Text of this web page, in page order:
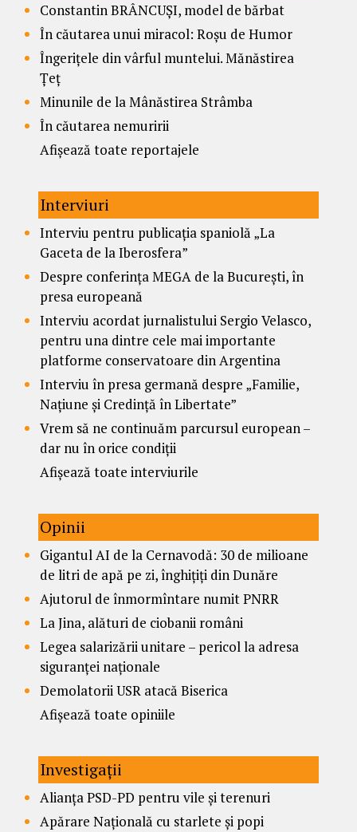
Constantin BRÂNCUȘI, model de bărbat
În căutarea unui miracol: Roșu de Humor
Îngerițele din vârful muntelui. Mănăstirea
Țeț
Minunile de la Mânăstirea Strâmba
În căutarea nemuririi
Afișează toate reportajele
Interviuri
Interviu pentru publicația spaniolă „La
Gaceta de la Iberosfera”
Despre conferința MEGA de la București, în
presa europeană
Interviu acordat jurnalistului Sergio Velasco,
pentru una dintre cele mai importante
platforme conservatoare din Argentina
Interviu în presa germană despre „Familie,
Națiune și Credință în Libertate”
Vrem să ne continuăm parcursul european –
dar nu în orice condiții
Afișează toate interviurile
Opinii
Gigantul AI de la Cernavodă: 30 de milioane
de litri de apă pe zi, înghițiți din Dunăre
Ajutorul de înmormîntare numit PNRR
La Jina, alături de ciobanii români
Legea salarizării unitare – pericol la adresa
siguranței naționale
Demolatorii USR atacă Biserica
Afișează toate opiniile
Investigații
Alianța PSD-PD pentru vile și terenuri
Apărare Națională cu starlete și popi